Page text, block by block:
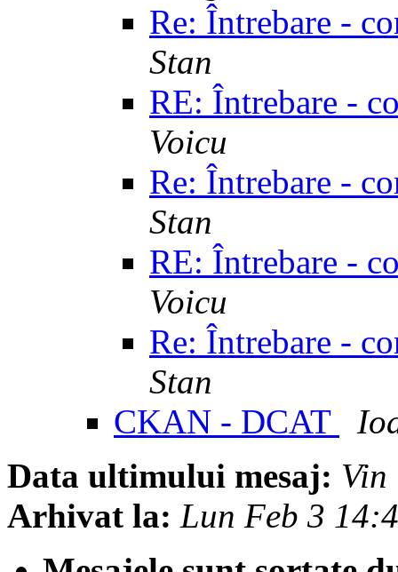
Re: Întrebare -
Stan
RE: Întrebare -
Voicu
Re: Întrebare -
Stan
RE: Întrebare -
Voicu
Re: Întrebare -
Stan
CKAN - DCAT
Data ultimului mesaj: Vin
Arhivat la: Lun Feb 3